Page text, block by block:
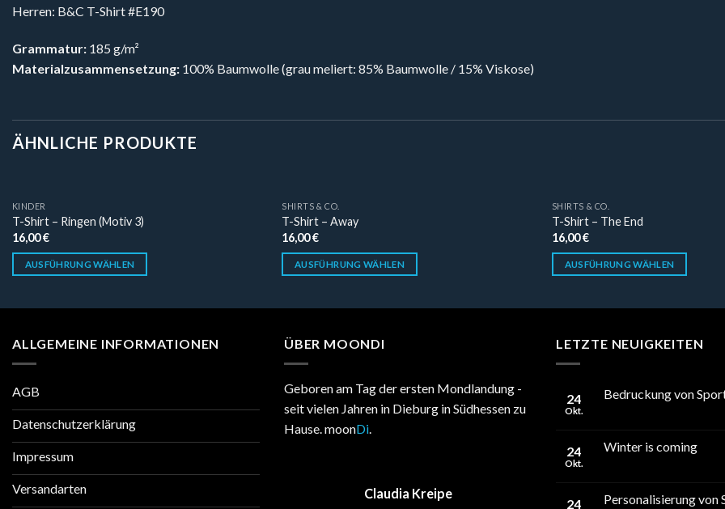
Herren: B&C T-Shirt #E190
Grammatur: 185 g/m²
Materialzusammensetzung: 100% Baumwolle (grau meliert: 85% Baumwolle / 15% Viskose)
ÄHNLICHE PRODUKTE
KINDER
T-Shirt – Ringen (Motiv 3)
16,00€
AUSFÜHRUNG WÄHLEN
SHIRTS & CO.
T-Shirt – Away
16,00€
AUSFÜHRUNG WÄHLEN
SHIRTS & CO.
T-Shirt – The End
16,00€
AUSFÜHRUNG WÄHLEN
ALLGEMEINE INFORMATIONEN
AGB
Datenschutzerklärung
Impressum
Versandarten
ÜBER MOONDI
Geboren am Tag der ersten Mondlandung -
seit vielen Jahren in Dieburg in Südhessen zu
Hause. moonDi
Claudia Kreipe
LETZTE NEUIGKEITEN
24
Okt.
Bedruckung von
24
Okt.
Winter is coming
24 Personalisierung von